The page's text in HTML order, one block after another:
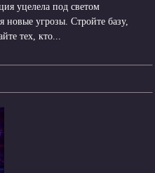
уцелела под светом
новые угрозы. Стройте базу,
тех, кто...